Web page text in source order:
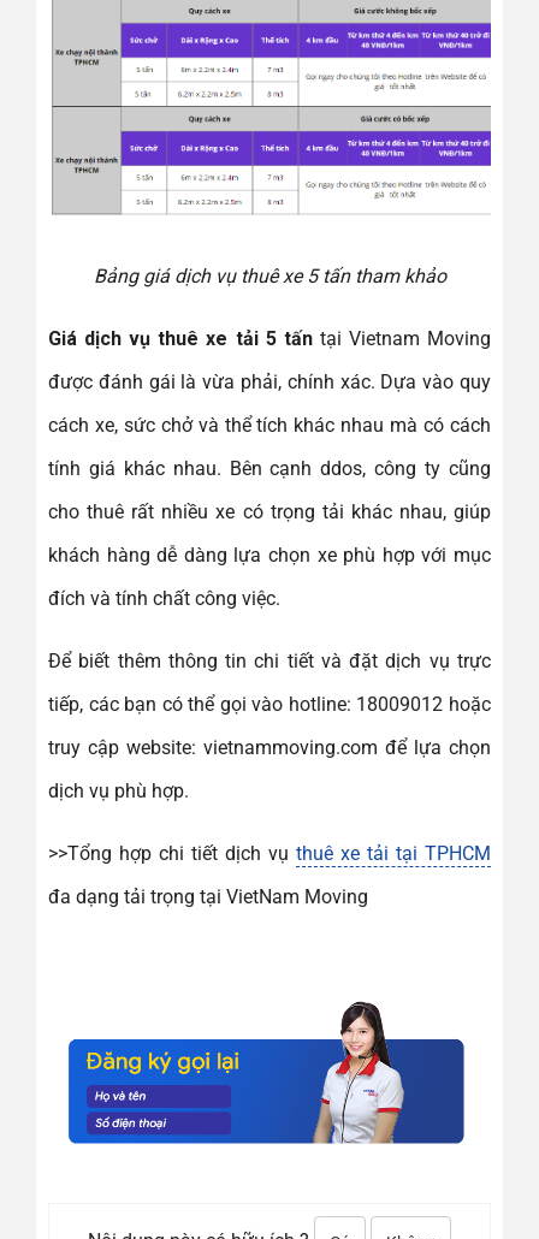
Bảng giá dịch vụ thuê xe 5 tấn tham khảo
Giá dịch vụ thuê xe tải 5 tấntại Vietnam Moving
được đánh gái là vừa phải, chính xác. Dựa vào quy
cách xe, sức chở và thể tích khác nhau mà có cách
tính giá khác nhau. Bên cạnh ddos, công ty cũng
cho thuê rất nhiều xe có trọng tải khác nhau, giúp
khách hàng dễ dàng lựa chọn xe phù hợp với mục
đích và tính chất công việc.
Để biết thêm thông tin chi tiết và đặt dịch vụ trực
tiếp, các bạn có thể gọi vào hotline: 18009012 hoặc
truy cập website: vietnammoving.com để lựa chọn
dịch vụ phù hợp.
>>Tổng hợp chi tiết dịch vụ thuê xe tải tại TPHCM
đa dạng tải trọng tại VietNam Moving